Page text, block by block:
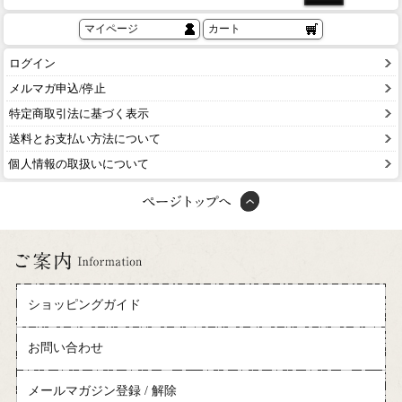
マイページ カート
ログイン
メルマガ申込/停止
特定商取引法に基づく表示
送料とお支払い方法について
個人情報の取扱いについて
ショッピングガイド
お問い合わせ
メールマガジン登録 / 解除